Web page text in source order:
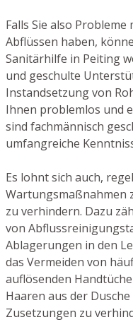
Falls Sie also
Abflüssen haben,
Sanitärhilfe in Peiting
und geschulte
Instandsetzung von
Ihnen problemlos und
sind fachmännisch
umfangreiche
Es lohnt sich auch,
Wartungsmaßnahmen
zu verhindern. Dazu
von
Ablagerungen in den
das Vermeiden von
auflösenden
Haaren aus der
Zusetzungen zu